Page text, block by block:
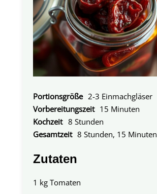
Portionsgröße 2-3 Einmachgläser
Vorbereitungszeit 15 Minuten
Kochzeit 8 Stunden
Gesamtzeit 8 Stunden, 15 Minuten
Zutaten
1 kg Tomaten